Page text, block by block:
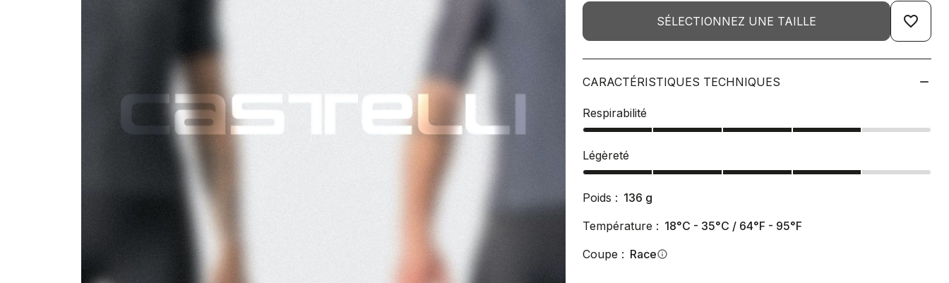
SÉLECTIONNEZ UNE TAILLE favorite_border
CARACTÉRISTIQUES TECHNIQUES
Respirabilité
Légèreté
Poids : 136 g
Température : 18°C - 35°C / 64°F - 95°F
Coupe : Raceinfo